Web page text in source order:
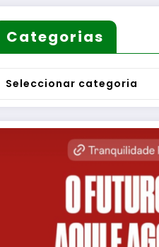
Categorias
Categorias